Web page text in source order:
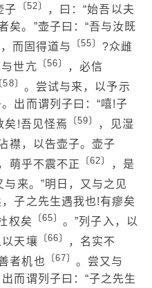
子 〔52〕
，曰：“始吾以夫
矣。”壶子曰：“吾与汝既
，而固得道与 〔55〕 ?众雌
世亢 〔56〕 ，必信
58〕 。尝试与来，以予示
出而谓列子曰：“嘻!子
矣!吾见怪焉
〔59〕
，见湿
襟，以告壶子。壶子
萌乎不震不正 〔62〕
，是
与来。”明日，又与之见
子之先生遇我也!有瘳矣
权矣 〔65〕 。”列子入，以
以天壤 〔66〕
，名实不
者机也
〔67〕 。尝又与
而谓列子曰：“子之先生